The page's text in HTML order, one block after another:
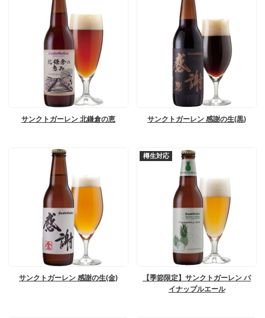
サンクトガーレン 北鎌倉の恵 サンクトガーレン 感謝の生(黒)
サンクトガーレン 感謝の生(金)
樽生対応
【季節限定】サンクトガーレン パ
イナップルエール